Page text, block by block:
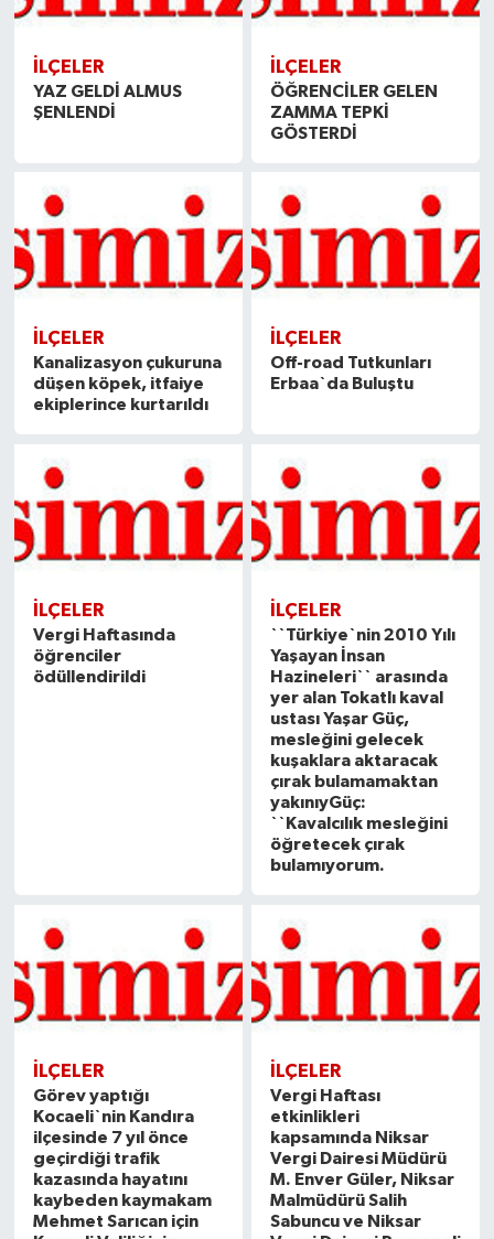
İLÇELER
YAZ GELDİ ALMUS
ŞENLENDİ
İLÇELER
ÖĞRENCİLER GELEN
ZAMMA TEPKİ
GÖSTERDİ
İLÇELER
Kanalizasyon çukuruna
düşen köpek, itfaiye
ekiplerince kurtarıldı
İLÇELER
Off-road Tutkunları
Erbaa`da Buluştu
İLÇELER
Vergi Haftasında
öğrenciler
ödüllendirildi
İLÇELER
``Türkiye`nin 2010 Yılı
Yaşayan İnsan
Hazineleri`` arasında
yer alan Tokatlı kaval
ustası Yaşar Güç,
mesleğini gelecek
kuşaklara aktaracak
çırak bulamamaktan
yakınıyGüç:
``Kavalcılık mesleğini
öğretecek çırak
bulamıyorum.
İLÇELER
Görev yaptığı
Kocaeli`nin Kandıra
ilçesinde 7 yıl önce
geçirdiği trafik
kazasında hayatını
kaybeden kaymakam
Mehmet Sarıcan için
İLÇELER
Vergi Haftası
etkinlikleri
kapsamında Niksar
Vergi Dairesi Müdürü
M. Enver Güler, Niksar
Malmüdürü Salih
Sabuncu ve Niksar